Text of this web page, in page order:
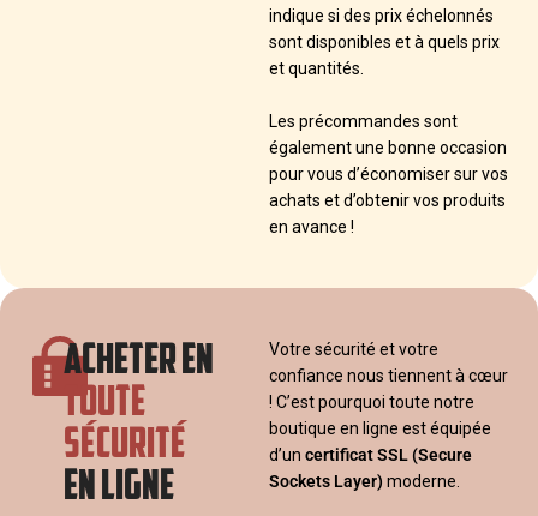
indique si des prix échelonnés
sont disponibles et à quels prix
et quantités.
Les précommandes sont
également une bonne occasion
pour vous d’économiser sur vos
achats et d’obtenir vos produits
en avance !
ACHETER EN
TOUTE
SÉCURITÉ
EN LIGNE
Votre sécurité et votre
confiance nous tiennent à cœur
! C’est pourquoi toute notre
boutique en ligne est équipée
d’un certificat SSL (Secure
Sockets Layer) moderne.